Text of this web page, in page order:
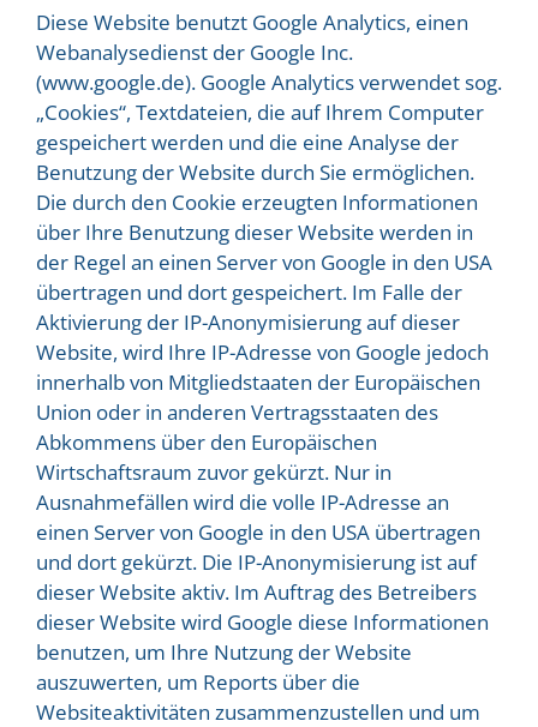
Diese Website benutzt Google Analytics, einen
Webanalysedienst der Google Inc.
(www.google.de). Google Analytics verwendet sog.
„Cookies“, Textdateien, die auf Ihrem Computer
gespeichert werden und die eine Analyse der
Benutzung der Website durch Sie ermöglichen.
Die durch den Cookie erzeugten Informationen
über Ihre Benutzung dieser Website werden in
der Regel an einen Server von Google in den USA
übertragen und dort gespeichert. Im Falle der
Aktivierung der IP-Anonymisierung auf dieser
Website, wird Ihre IP-Adresse von Google jedoch
innerhalb von Mitgliedstaaten der Europäischen
Union oder in anderen Vertragsstaaten des
Abkommens über den Europäischen
Wirtschaftsraum zuvor gekürzt. Nur in
Ausnahmefällen wird die volle IP-Adresse an
einen Server von Google in den USA übertragen
und dort gekürzt. Die IP-Anonymisierung ist auf
dieser Website aktiv. Im Auftrag des Betreibers
dieser Website wird Google diese Informationen
benutzen, um Ihre Nutzung der Website
auszuwerten, um Reports über die
Websiteaktivitäten zusammenzustellen und um